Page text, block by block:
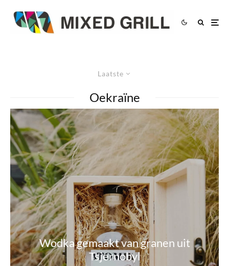
Laatste
Oekraïne
Wodka gemaakt van granen uit
Tsjernobyl